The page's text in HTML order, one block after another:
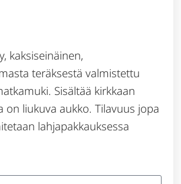
kaksiseinäinen,
teräksestä valmistettu
Sisältää kirkkaan
on liukuva aukko. Tilavuus jopa
lahjapakkauksessa